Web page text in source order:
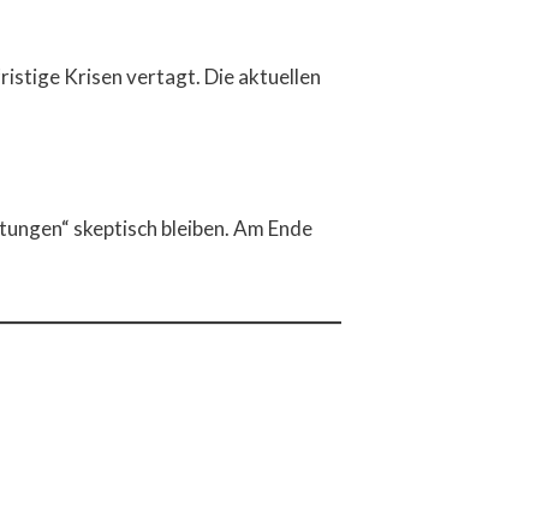
Krisen vertagt. Die aktuellen
skeptisch bleiben. Am Ende